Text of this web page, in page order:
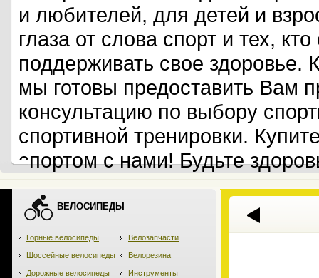
и любителей, для детей и
глаза от слова спорт и тех,
поддерживать свое
мы готовы предоставить Вам
консультацию по выбору
спортивной тренировки.
спортом с нами! Будьте
ВЕЛОСИПЕДЫ
Горные велосипеды
Шоссейные велосипеды
Дорожные велосипеды
Велозапчасти
Велорезина
Инструменты